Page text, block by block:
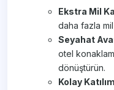
Ekstra Mil
daha fazla
Seyahat
otel
dönüştürün.
Kolay Katılım